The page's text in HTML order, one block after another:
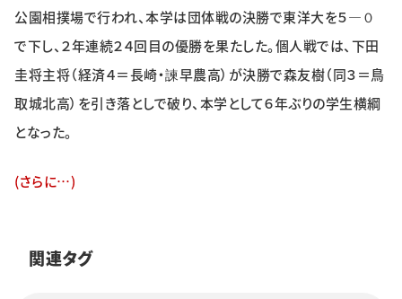
スポーツ
学生社会
イベント
購読
公園相撲場で行われ、本学は団体戦の決勝で東洋大を５―０
で下し、２年連続２４回目の優勝を果たした。個人戦では、下田
圭将主将（経済４＝長崎・諫早農高）が決勝で森友樹（同３＝鳥
取城北高）を引き落としで破り、本学として６年ぶりの学生横綱
となった。
(さらに…)
関連タグ